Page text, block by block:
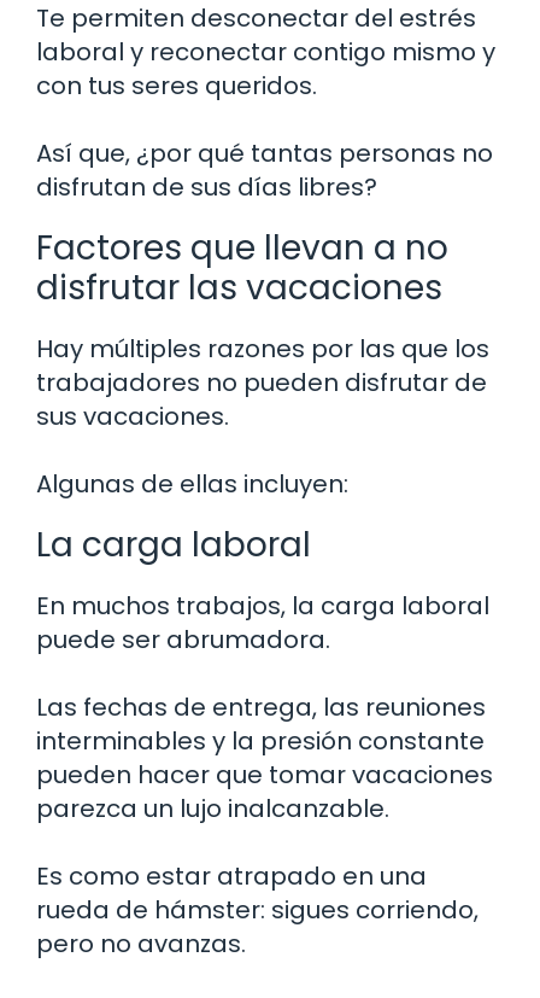
Te permiten desconectar del estrés
laboral y reconectar contigo mismo y
con tus seres queridos.
Así que, ¿por qué tantas personas no
disfrutan de sus días libres?
Factores que llevan a no
disfrutar las vacaciones
Hay múltiples razones por las que los
trabajadores no pueden disfrutar de
sus vacaciones.
Algunas de ellas incluyen:
La carga laboral
En muchos trabajos, la carga laboral
puede ser abrumadora.
Las fechas de entrega, las reuniones
interminables y la presión constante
pueden hacer que tomar vacaciones
parezca un lujo inalcanzable.
Es como estar atrapado en una
rueda de hámster: sigues corriendo,
pero no avanzas.